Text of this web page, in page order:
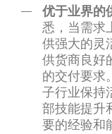
优于业界的
悉，当需求
供强大的灵
供货商良好
的交付要求
子行业保持
部技能提升
要的经验和